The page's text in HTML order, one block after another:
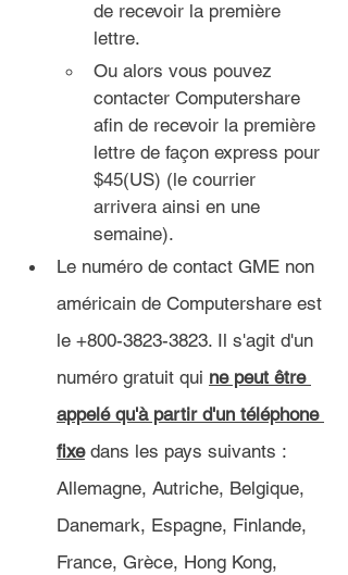
de recevoir la première
lettre.
Ou alors vous pouvez
contacter Computershare
afin de recevoir la première
lettre de façon express pour
$45(US) (le courrier
arrivera ainsi en une
semaine).
Le numéro de contact GME non
américain de Computershare est
le +800-3823-3823. Il s'agit d'un
numéro gratuit qui ne peut être
appelé qu'à partir d'un téléphone
fixe dans les pays suivants :
Allemagne, Autriche, Belgique,
Danemark, Espagne, Finlande,
France, Grèce, Hong Kong,